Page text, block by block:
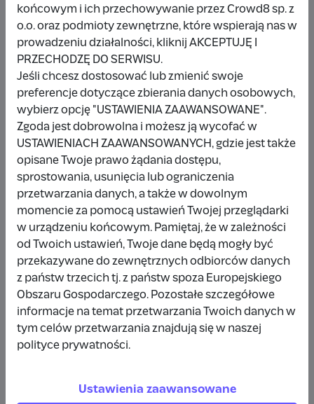
🍕 20 zł
Wybieram 10 zł
Inna kwota
Udostępnij Zgłoś
końcowym i ich przechowywanie przez Crowd8 sp. z
o.o. oraz podmioty zewnętrzne, które wspierają nas w
prowadzeniu działalności, kliknij AKCEPTUJĘ I
PRZECHODZĘ DO SERWISU.
Jeśli chcesz dostosować lub zmienić swoje
preferencje dotyczące zbierania danych osobowych,
wybierz opcję "USTAWIENIA ZAAWANSOWANE".
Zgoda jest dobrowolna i możesz ją wycofać w
USTAWIENIACH ZAAWANSOWANYCH, gdzie jest także
opisane Twoje prawo żądania dostępu,
sprostowania, usunięcia lub ograniczenia
przetwarzania danych, a także w dowolnym
momencie za pomocą ustawień Twojej przeglądarki
w urządzeniu końcowym. Pamiętaj, że w zależności
od Twoich ustawień, Twoje dane będą mogły być
przekazywane do zewnętrznych odbiorców danych
z państw trzecich tj. z państw spoza Europejskiego
Obszaru Gospodarczego. Pozostałe szczegółowe
informacje na temat przetwarzania Twoich danych w
tym celów przetwarzania znajdują się w naszej
polityce prywatności.
Ustawienia zaawansowane